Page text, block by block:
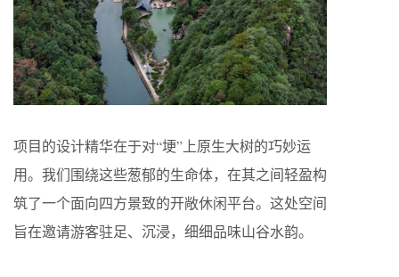
项目的设计精华在于对“埂”上原生大树的巧妙运
用。我们围绕这些葱郁的生命体，在其之间轻盈构
筑了一个面向四方景致的开敞休闲平台。这处空间
旨在邀请游客驻足、沉浸，细细品味山谷水韵。